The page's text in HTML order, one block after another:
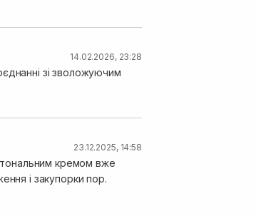
14.02.2026, 23:28
зі зволожуючим
23.12.2025, 14:58
тональним кремом вже
і закупорки пор.